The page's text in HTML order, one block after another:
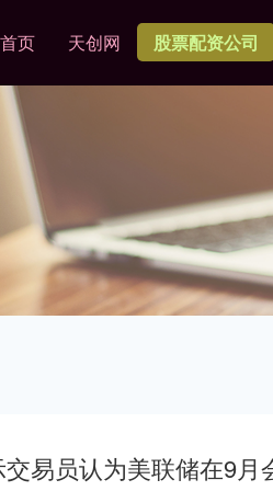
首页 天创网 股票配资公司
易员认为美联储在9